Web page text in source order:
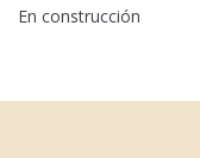
En construcción